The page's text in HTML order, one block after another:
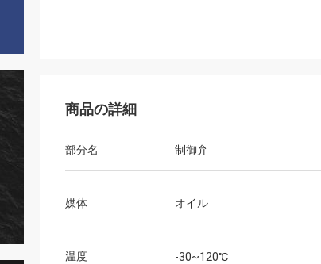
ブライアン
長い時間を、私達好む友人を互い、うまく
なさい!
商品の詳細
部分名 制御弁
媒体 オイル
温度 -30~120℃